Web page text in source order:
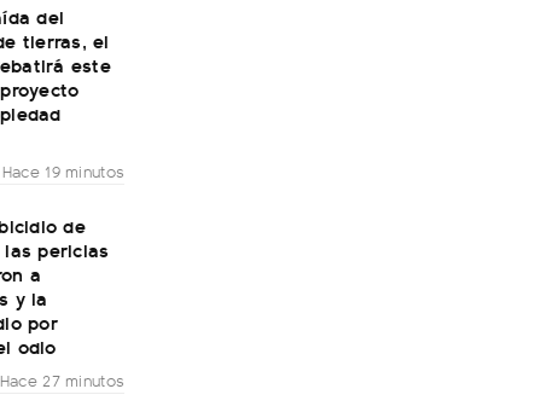
del
tierras, el
este
Hace 19 minutos
de
las pericias
a
y la
por
odio
Hace 27 minutos